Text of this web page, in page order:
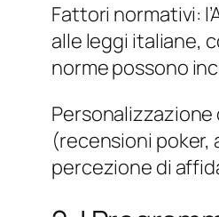
Fattori normativi:
alle leggi italiane,
norme possono
(recensioni poker,
percezione di